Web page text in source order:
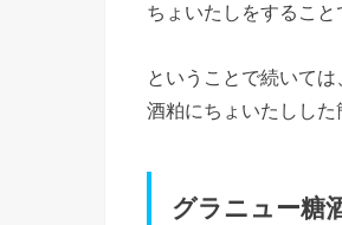
ちょいたしをすること
ということで続いては
酒粕にちょいたしした
グラニュー糖